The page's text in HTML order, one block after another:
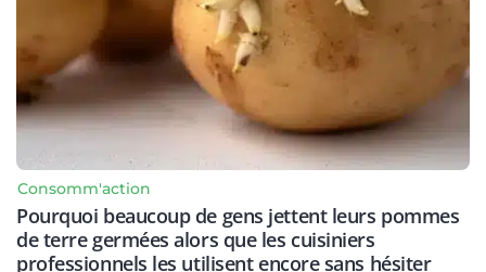
Consomm'action
Pourquoi beaucoup de gens jettent leurs pommes
de terre germées alors que les cuisiniers
professionnels les utilisent encore sans hésiter